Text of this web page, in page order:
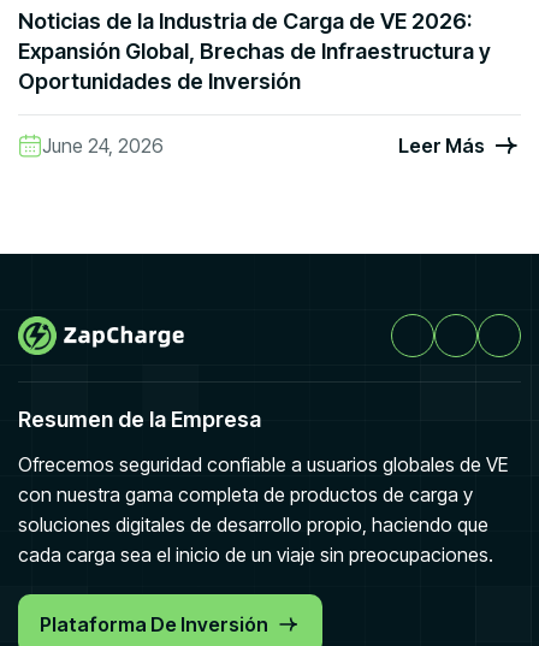
Noticias de la Industria de Carga de VE 2026:
Expansión Global, Brechas de Infraestructura y
Oportunidades de Inversión
June 24, 2026 Leer Más
Resumen de la Empresa
Ofrecemos seguridad confiable a usuarios globales de VE
con nuestra gama completa de productos de carga y
soluciones digitales de desarrollo propio, haciendo que
cada carga sea el inicio de un viaje sin preocupaciones.
Plataforma De Inversión